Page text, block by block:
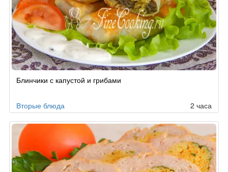
Блинчики с капустой и грибами
Вторые блюда 2 часа